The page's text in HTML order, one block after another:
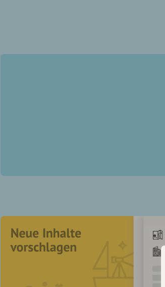
Neue Inhalte
vorschlagen